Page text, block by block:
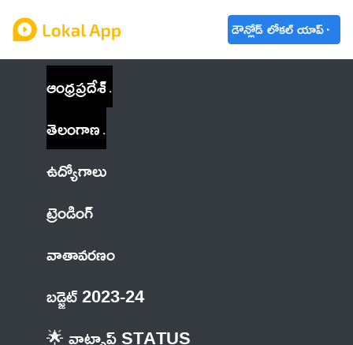
డౌన్లోడ్ లోకల్ యాప్
ఆంధ్రప్రదేశ్
తెలంగాణ
ఉద్యోగాలు
ట్రెండింగ్
వాతావరణం
బడ్జెట్ 2023-24
🌟 వాట్సాప్ STATUS